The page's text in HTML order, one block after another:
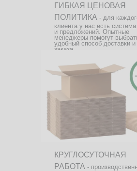
ГИБКАЯ ЦЕНОВАЯ
ПОЛИТИКА - для
клиента у нас есть
и предложений. Опытные
менеджеры помогут
удобный способ доставки
заказа.
КРУГЛОСУТОЧНАЯ
РАБОТА -